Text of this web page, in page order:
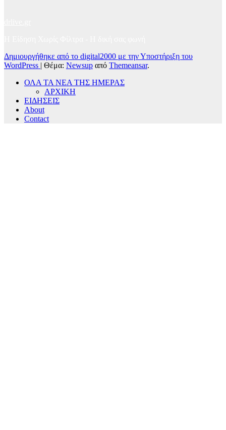
Δημιουργήθηκε από το digital2000 με την Υποστήριξη του
WordPress | Θέμα: Newsup από Themeansar.
ΟΛΑ ΤΑ ΝΕΑ ΤΗΣ ΗΜΕΡΑΣ
ΑΡΧΙΚΗ
ΕΙΔΗΣΕΙΣ
About
Contact